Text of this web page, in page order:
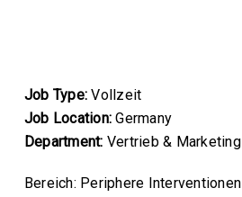
Job Type:Vollzeit
Job Location:Germany
Department: Vertrieb & Marketing
Bereich: Periphere Interventionen